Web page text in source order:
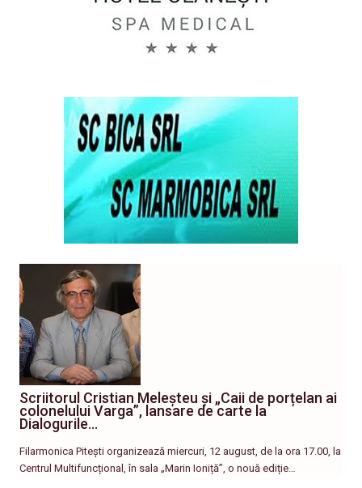
Scriitorul Cristian Meleșteu și „Caii de porțelan ai
colonelului Varga”, lansare de carte la
Dialogurile…
Filarmonica Pitești organizează miercuri, 12 august, de la ora 17.00, la
Centrul Multifuncțional, în sala „Marin Ioniță”, o nouă ediție…